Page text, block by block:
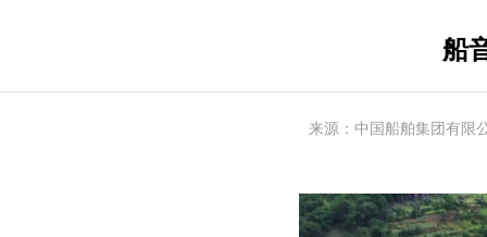
船
来源：中国船舶集